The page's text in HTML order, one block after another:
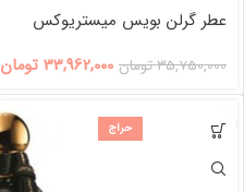
عطر گرلن بویس میستریوکس
35,750,000تومان 33,962,000 تومان
حراج